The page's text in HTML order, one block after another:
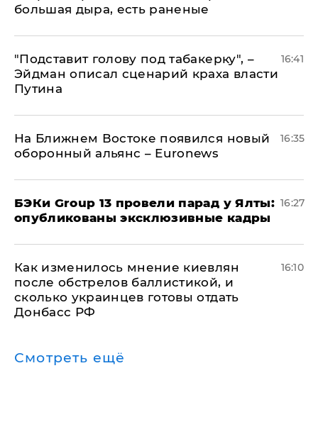
большая дыра, есть раненые
​"Подставит голову под табакерку", –
Эйдман описал сценарий краха власти
Путина
16:41
На Ближнем Востоке появился новый
оборонный альянс – Euronews
16:35
​БЭКи Group 13 провели парад у Ялты:
опубликованы эксклюзивные кадры
16:27
Как изменилось мнение киевлян
после обстрелов баллистикой, и
сколько украинцев готовы отдать
Донбасс РФ
16:10
Смотреть ещё